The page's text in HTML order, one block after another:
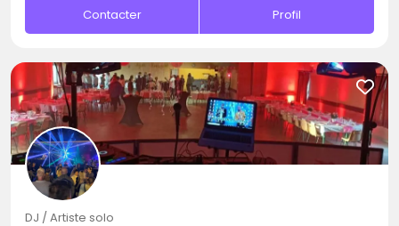
Contacter Profil
DJ / Artiste solo